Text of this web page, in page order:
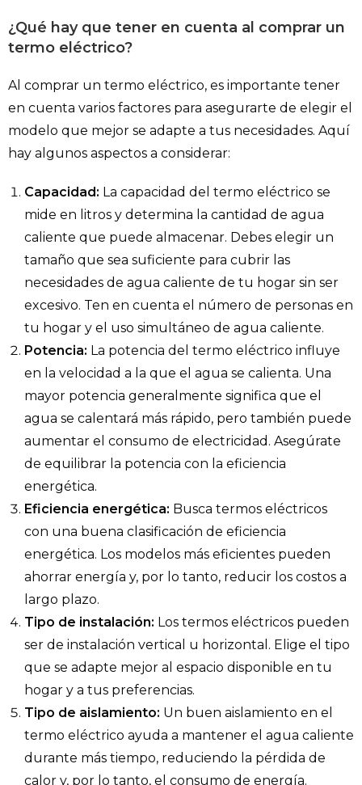
¿Qué hay que tener en cuenta al comprar un
termo eléctrico?
Al comprar un termo eléctrico, es importante tener
en cuenta varios factores para asegurarte de elegir el
modelo que mejor se adapte a tus necesidades. Aquí
hay algunos aspectos a considerar:
Capacidad: La capacidad del termo eléctrico se
mide en litros y determina la cantidad de agua
caliente que puede almacenar. Debes elegir un
tamaño que sea suficiente para cubrir las
necesidades de agua caliente de tu hogar sin ser
excesivo. Ten en cuenta el número de personas en
tu hogar y el uso simultáneo de agua caliente.
Potencia: La potencia del termo eléctrico influye
en la velocidad a la que el agua se calienta. Una
mayor potencia generalmente significa que el
agua se calentará más rápido, pero también puede
aumentar el consumo de electricidad. Asegúrate
de equilibrar la potencia con la eficiencia
energética.
Eficiencia energética: Busca termos eléctricos
con una buena clasificación de eficiencia
energética. Los modelos más eficientes pueden
ahorrar energía y, por lo tanto, reducir los costos a
largo plazo.
Tipo de instalación: Los termos eléctricos pueden
ser de instalación vertical u horizontal. Elige el tipo
que se adapte mejor al espacio disponible en tu
hogar y a tus preferencias.
Tipo de aislamiento: Un buen aislamiento en el
termo eléctrico ayuda a mantener el agua caliente
durante más tiempo, reduciendo la pérdida de
calor y, por lo tanto, el consumo de energía.